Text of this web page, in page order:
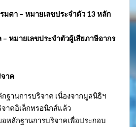
มดา – หมายเลขประจำตัว 13 หลัก
หมายเลขประจำตัวผู้เสียภาษีอากร
าค
ฐานการบริจาค เนื่องจากมูลนิธิฯ
าคอิเล็กทรอนิกส์แล้ว
หลักฐานการบริจาคเพื่อประกอบ